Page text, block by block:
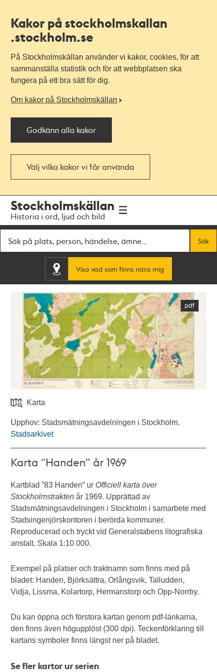
Kakor på stockholmskallan
.stockholm.se
På Stockholmskällan använder vi kakor, cookies, för att
sammanställa statistik och för att webbplatsen ska
fungera på ett bra sätt för dig.
Om kakor på Stockholmskällan
Godkänn alla kakor
Välj vilka kakor vi får använda
navigationen
huvudinnehållet
Stockholmskällan
Historia i ord, ljud och bild
Sök
Visa vad som finns nära mig
Karta
Upphov: Stadsmätningsavdelningen i Stockholm.
Stadsarkivet
Karta "Handen" år 1969
Kartblad ”83 Handen” ur Officiell karta över
Stockholmstrakten år 1969. Upprättad av
Stadsmätningsavdelningen i Stockholm i samarbete med
Stadsingenjörskontoren i berörda kommuner.
Reproducerad och tryckt vid Generalstabens litografiska
anstalt. Skala 1:10 000.
Exempel på platser och traktnamn som finns med på
bladet: Handen, Björksättra, Orlångsvik, Talludden,
Vidja, Lissma, Kolartorp, Hermanstorp och Opp-Norrby.
Du kan öppna och förstora kartan genom pdf-länkarna,
den finns även högupplöst (300 dpi). Teckenförklaring till
kartans symboler finns längst ner på bladet.
Se fler kartor ur serien